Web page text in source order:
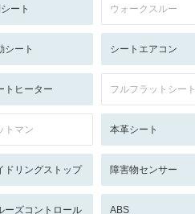
ート ウォークスルー
シート シートエアコン
トヒーター フルフラットシート
トマン 本革シート
ドリングストップ 障害物センサー
ーズコントロール ABS